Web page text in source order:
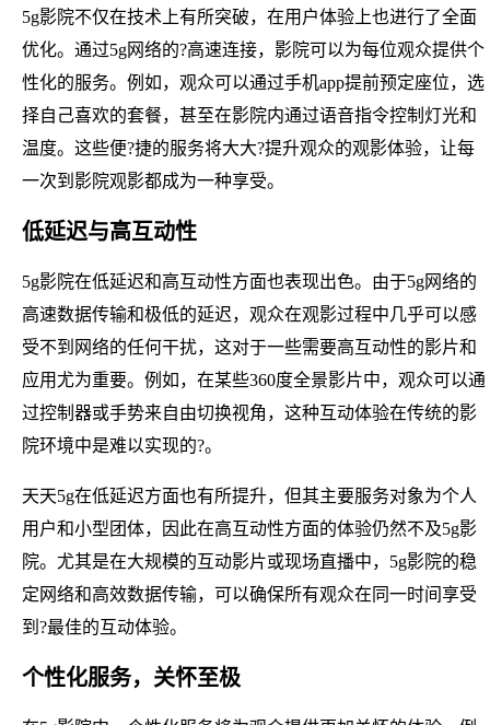
5g影院不仅在技术上有所突破，在用户体验上也进行了全面
优化。通过5g网络的?高速连接，影院可以为每位观众提供个
性化的服务。例如，观众可以通过手机app提前预定座位，选
择自己喜欢的套餐，甚至在影院内通过语音指令控制灯光和
温度。这些便?捷的服务将大大?提升观众的观影体验，让每
一次到影院观影都成为一种享受。
低延迟与高互动性
5g影院在低延迟和高互动性方面也表现出色。由于5g网络的
高速数据传输和极低的延迟，观众在观影过程中几乎可以感
受不到网络的任何干扰，这对于一些需要高互动性的影片和
应用尤为重要。例如，在某些360度全景影片中，观众可以通
过控制器或手势来自由切换视角，这种互动体验在传统的影
院环境中是难以实现的?。
天天5g在低延迟方面也有所提升，但其主要服务对象为个人
用户和小型团体，因此在高互动性方面的体验仍然不及5g影
院。尤其是在大规模的互动影片或现场直播中，5g影院的稳
定网络和高效数据传输，可以确保所有观众在同一时间享受
到?最佳的互动体验。
个性化服务，关怀至极